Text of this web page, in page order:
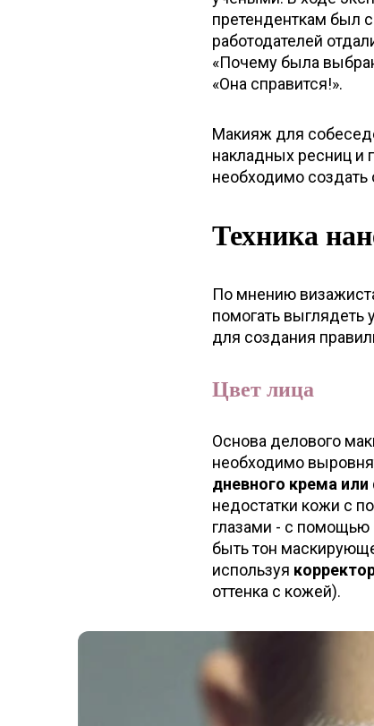
претенденткам был
работодателей
«Почему была
«Она справится!».
Макияж для
накладных ресниц
необходимо
Техника
По мнению
помогать
для создания
Цвет лица
Основа делового
необходимо
дневного крема
недостатки кожи с
глазами - с помощью
быть тон
используя
оттенка с кожей).